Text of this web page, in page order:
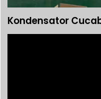
Kondensator